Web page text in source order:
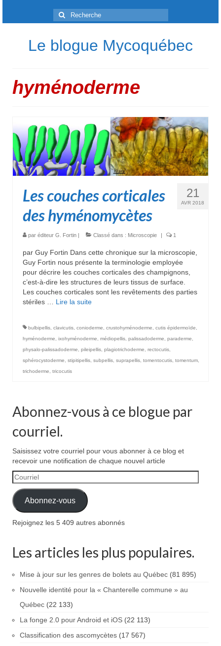
Rechercher
:
Le blogue Mycoquébec
hyménoderme
21
AVR 2018
Les couches corticales
des hyménomycètes
par éditeur G. Fortin Classé dans : Microscopie 1
par Guy Fortin Dans cette chronique sur la microscopie,
Guy Fortin nous présente la terminologie employée
pour décrire les couches corticales des champignons,
c’est-à-dire les structures de leurs tissus de surface.
Les couches corticales sont les revêtements des parties
stériles … Lire la suite­­
bulbipellis, clavicutis, conioderme, crustohyménoderme, cutis épidermoïde,
hyménoderme, ixohyménoderme, médiopellis, palissadoderme, paraderme,
physalo-palissadoderme, pileipellis, plagiotrichoderme, rectocutis,
sphérocystoderme, stipitipellis, subpellis, suprapellis, tomentocutis, tomentum,
trichoderme, tricocutis
Abonnez-vous à ce blogue par
courriel.
Saisissez votre courriel pour vous abonner à ce blog et
recevoir une notification de chaque nouvel article
Courriel
Abonnez-vous
Rejoignez les 5 409 autres abonnés
Les articles les plus populaires.
Mise à jour sur les genres de bolets au Québec (81 895)
Nouvelle identité pour la « Chanterelle commune » au
Québec (22 133)
La fonge 2.0 pour Android et iOS (22 113)
Classification des ascomycètes (17 567)